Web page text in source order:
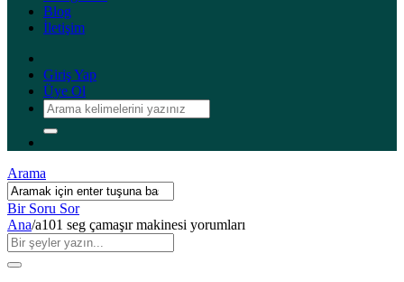
Blog
İletişim
Giriş Yap
Üye Ol
Arama
Bir Soru Sor
Ana/a101 seg çamaşır makinesi yorumları